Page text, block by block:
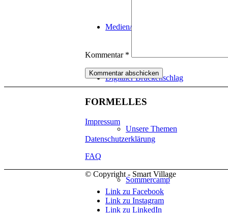
Medien/Kreativwirtschaft
Digitaler Brückenschlag
Unsere Themen
Sommercamp
Kommentar *
FORMELLES
Impressum
Datenschutzerklärung
FAQ
© Copyright - Smart Village
Link zu Facebook
Link zu Instagram
Link zu LinkedIn